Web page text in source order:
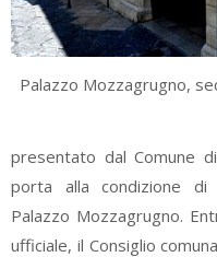
Palazzo Mozzagrugno,
presentato dal Comune
porta alla condizione di
Palazzo Mozzagrugno.
ufficiale, il Consiglio